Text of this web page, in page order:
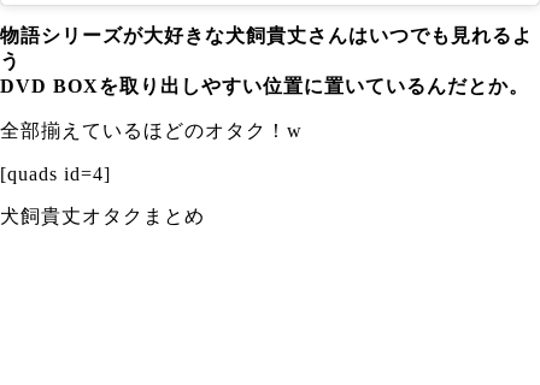
物語シリーズが大好きな犬飼貴丈さんはいつでも見れるよ
う
DVD BOXを取り出しやすい位置に置いているんだとか。
全部揃えているほどのオタク！w
[quads id=4]
犬飼貴丈オタクまとめ